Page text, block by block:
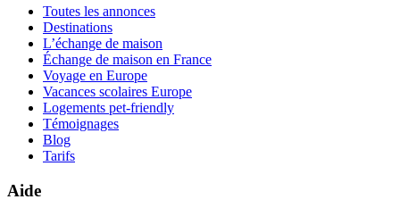
Toutes les annonces
Destinations
L’échange de maison
Échange de maison en France
Voyage en Europe
Vacances scolaires Europe
Logements pet-friendly
Témoignages
Blog
Tarifs
Aide